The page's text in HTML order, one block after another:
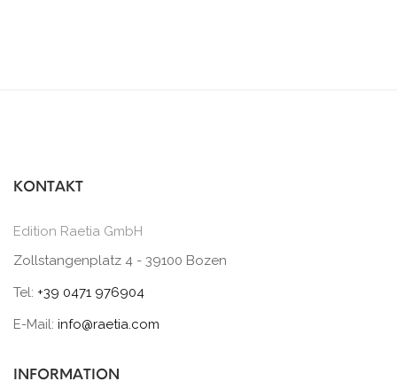
KONTAKT
Edition Raetia GmbH
Zollstangenplatz 4 - 39100 Bozen
Tel: +39 0471 976904
E-Mail: info@raetia.com
INFORMATION